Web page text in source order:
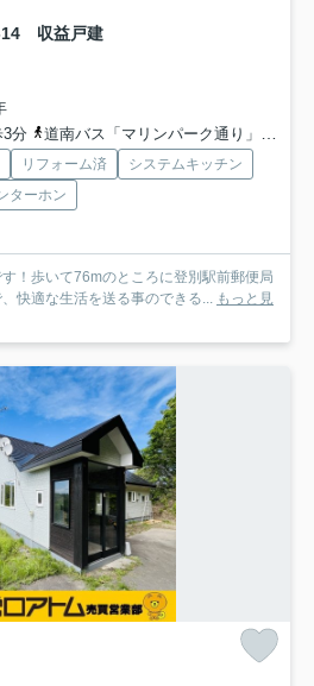
14 収益戸建
3分
道南バス「マリンパーク通り」バス停下車 徒歩1分
リフォーム済
システムキッチン
ターホン
！歩いて76mのところに登別駅前郵便局
快適な生活を送る事のできる...
もっと見